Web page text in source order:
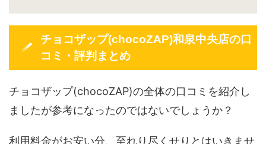
チョコザップ(chocoZAP)和泉中央店の口
コミ・評判まとめ
チョコザップ(chocoZAP)の全体の口コミを紹介し
ましたが参考になったのではないでしょうか？
利用料金がお安い分、至れり尽くせりとはいきませ